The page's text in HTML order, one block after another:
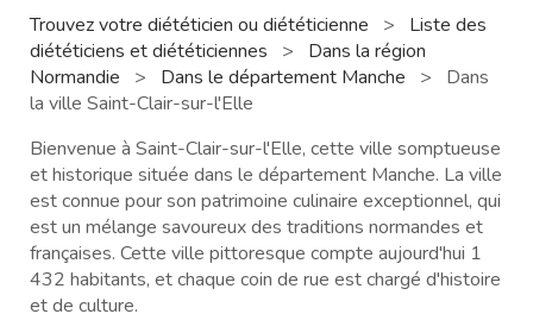
Trouvez votre diététicien ou diététicienne >
Liste des
diététiciens et diététiciennes
>
Dans la région
Normandie
> Dans le département Manche >
Dans
la ville Saint-Clair-sur-l'Elle
Bienvenue à Saint-Clair-sur-l'Elle, cette ville somptueuse
et historique située dans le département Manche. La ville
est connue pour son patrimoine culinaire exceptionnel, qui
est un mélange savoureux des traditions normandes et
françaises. Cette ville pittoresque compte aujourd'hui 1
432 habitants, et chaque coin de rue est chargé d'histoire
et de culture.